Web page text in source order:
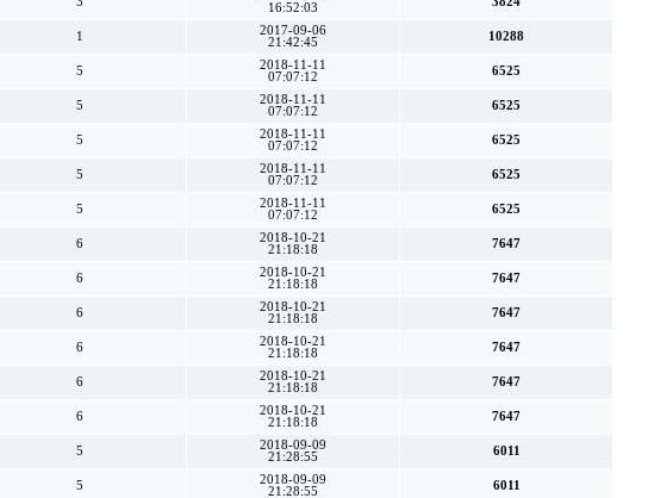
16:52:03
1
2017-09-06
21:42:45
10288
5
2018-11-11
07:07:12
6525
5
2018-11-11
07:07:12
6525
5
2018-11-11
07:07:12
6525
5
2018-11-11
07:07:12
6525
5
2018-11-11
07:07:12
6525
6
2018-10-21
21:18:18
7647
6
2018-10-21
21:18:18
7647
6
2018-10-21
21:18:18
7647
6
2018-10-21
21:18:18
7647
6
2018-10-21
21:18:18
7647
6
2018-10-21
21:18:18
7647
5
2018-09-09
21:28:55
6011
5
2018-09-09
21:28:55
6011